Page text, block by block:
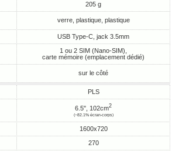
205 g
verre, plastique, plastique
USB Type-C, jack 3.5mm
1 ou 2 SIM (Nano-SIM),
carte mémoire (emplacement dédié)
sur le côté
PLS
6.5", 102cm2
(~82.1% écran-corps)
1600x720
270